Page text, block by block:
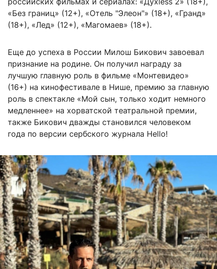
«Без границ» (12+), «Отель "Элеон"» (18+), «Гранд»
(18+), «Лед» (12+), «Магомаев» (18+).
Еще до успеха в России Милош Бикович завоевал
признание на родине. Он получил награду за
лучшую главную роль в фильме «Монтевидео»
(16+) на кинофестивале в Нише, премию за главную
роль в спектакле «Мой сын, только ходит немного
медленнее» на хорватской театральной премии,
также Бикович дважды становился человеком
года по версии сербского журнала Hello!